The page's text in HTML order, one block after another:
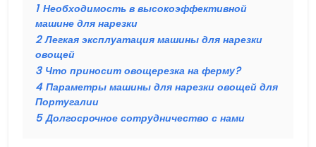
1 Необходимость в высокоэффективной
машине для нарезки
2 Легкая эксплуатация машины для нарезки
овощей
3 Что приносит овощерезка на ферму?
4 Параметры машины для нарезки овощей для
Португалии
5 Долгосрочное сотрудничество с нами